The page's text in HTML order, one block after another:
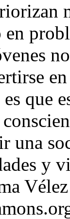
en
que
una
y
Vélez